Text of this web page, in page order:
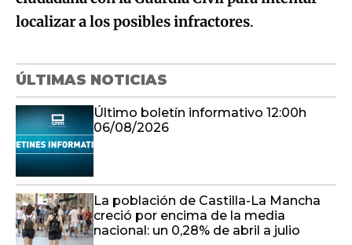
localizar a los posibles infractores.
ÚLTIMAS NOTICIAS
Último boletín informativo 12:00h
06/08/2026
La población de Castilla-La Mancha
creció por encima de la media
nacional: un 0,28% de abril a julio